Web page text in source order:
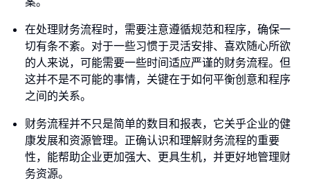
在处理财务流程时，需要注意遵循规范和程序，确保一
切有条不紊。对于一些习惯于灵活安排、喜欢随心所欲
的人来说，可能需要一些时间适应严谨的财务流程。但
这并不是不可能的事情，关键在于如何平衡创意和程序
之间的关系。
财务流程并不只是简单的数目和报表，它关乎企业的健
康发展和资源管理。正确认识和理解财务流程的重要
性，能帮助企业更加强大、更具生机，并更好地管理财
务资源。